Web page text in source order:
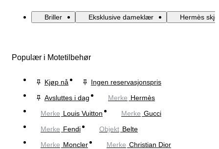
Briller Eksklusive dameklær Hermès
Populær i Motetilbehør
Kjøp nå
Ingen reservasjonspris
Avsluttes i dag
Merke Hermès
Merke Louis Vuitton Merke Gucci
Merke Fendi Objekt Belte
Merke Moncler Merke Christian Dior